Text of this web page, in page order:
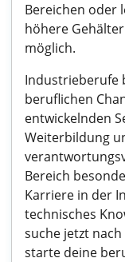
Bereichen oder
höhere
möglich.
Industrieberufe
beruflichen
entwickelnden
Weiterbildung
Bereich
Karriere in der
technisches
suche jetzt
starte deine